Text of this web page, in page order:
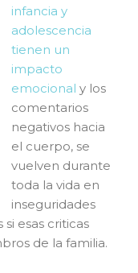
infancia y
adolescencia
tienen un
impacto
emocional y los
comentarios
negativos hacia
el cuerpo, se
vuelven durante
toda la vida en
inseguridades
esas criticas
de la familia.